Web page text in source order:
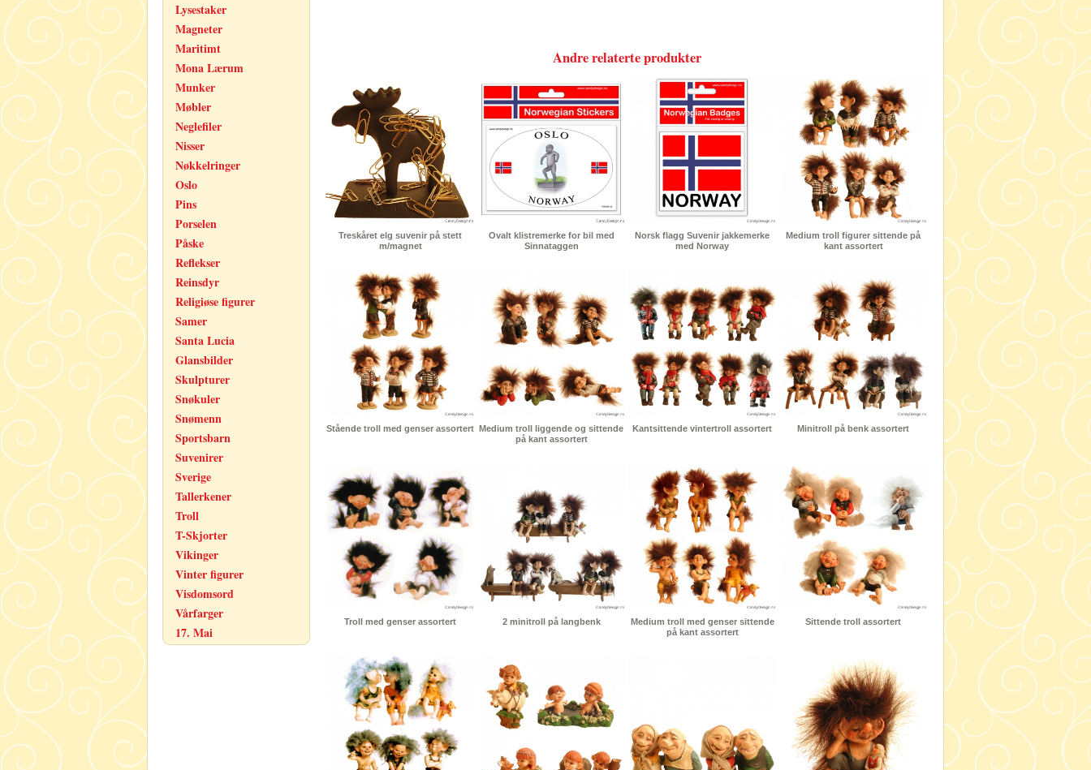
Lysestaker
Magneter
Maritimt
Mona Lærum
Munker
Møbler
Neglefiler
Nisser
Nøkkelringer
Oslo
Pins
Porselen
Påske
Reflekser
Reinsdyr
Religiøse figurer
Samer
Santa Lucia
Glansbilder
Skulpturer
Snøkuler
Snømenn
Sportsbarn
Suvenirer
Sverige
Tallerkener
Troll
T-Skjorter
Vikinger
Vinter figurer
Visdomsord
Vårfarger
17. Mai
Andre relaterte produkter
Treskåret elg suvenir på stett
m/magnet
Ovalt klistremerke for bil med
Sinnataggen
Norsk flagg Suvenir jakkemerke
med Norway
Medium troll figurer sittende på
kant assortert
Stående troll med genser assortert
Medium troll liggende og sittende
på kant assortert
Kantsittende vintertroll assortert Minitroll på benk assortert
Troll med genser assortert 2 minitroll på langbenk
Medium troll med genser sittende
på kant assortert
Sittende troll assortert